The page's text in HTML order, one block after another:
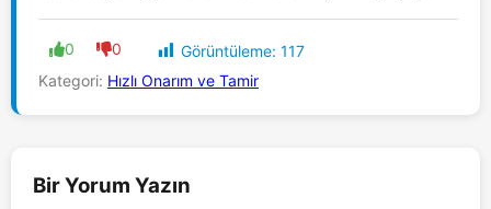
0 0 Görüntüleme: 117
Kategori: Hızlı Onarım ve Tamir
Bir Yorum Yazın